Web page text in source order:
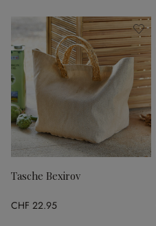
Tasche Bexirov
CHF 22.95